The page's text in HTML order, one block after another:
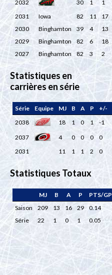
2032
30 1 1
2031
Iowa 82 11 17
2030
Binghamton 39 4 13
2029
Binghamton 82 6 18
2027
Binghamton 82 3 2
Statistiques en
carrières en série
Série Equipe MJ B A P +/-
2038
18 1 0 1 -1
2037
4 0 0 0 0
2031
11 1 1 2 0
Statistiques Totaux
MJ B A P PTS/GP
Saison
209 13 16 29 0.14
Série
22 1 0 1 0.05